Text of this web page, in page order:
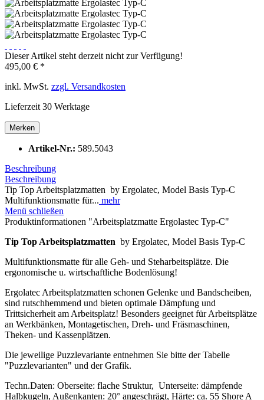
Dieser Artikel steht derzeit nicht zur Verfügung!
495,00 € *
inkl. MwSt. zzgl. Versandkosten
Lieferzeit 30 Werktage
Merken
Artikel-Nr.: 589.5043
Beschreibung
Beschreibung
Tip Top Arbeitsplatzmatten by Ergolatec, Model Basis Typ-C
Multifunktionsmatte für... mehr
Menü schließen
Produktinformationen "Arbeitsplatzmatte Ergolastec Typ-C"
Tip Top Arbeitsplatzmatten by Ergolatec, Model Basis Typ-C
Multifunktionsmatte für alle Geh- und Steharbeitsplätze. Die
ergonomische u. wirtschaftliche Bodenlösung!
Ergolatec Arbeitsplatzmatten schonen Gelenke und Bandscheiben,
sind rutschhemmend und bieten optimale Dämpfung und
Trittsicherheit am Arbeitsplatz! Besonders geeignet für Arbeitsplätze
an Werkbänken, Montagetischen, Dreh- und Fräsmaschinen,
Theken- und Kassenplätzen.
Die jeweilige Puzzlevariante entnehmen Sie bitte der Tabelle
"Puzzlevarianten" und der Grafik.
Techn.Daten: Oberseite: flache Struktur, Unterseite: dämpfende
Halbkugeln, Außenkanten: 20° angeschrägt, Härte: ca. 55 Shore A